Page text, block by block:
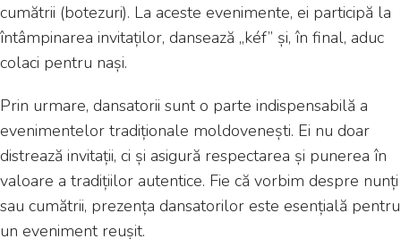
cumătrii (botezuri). La aceste evenimente, ei participă la
întâmpinarea invitaților, dansează „kéf” și, în final, aduc
colaci pentru nași.
Prin urmare, dansatorii sunt o parte indispensabilă a
evenimentelor tradiționale moldovenești. Ei nu doar
distrează invitații, ci și asigură respectarea și punerea în
valoare a tradițiilor autentice. Fie că vorbim despre nunți
sau cumătrii, prezența dansatorilor este esențială pentru
un eveniment reușit.